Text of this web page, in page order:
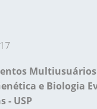
Multiusuários
e Biologia
- USP